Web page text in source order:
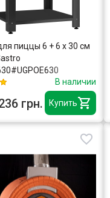
Купить
пиццы 6 + 6 x 30 см
В наличии
грн.